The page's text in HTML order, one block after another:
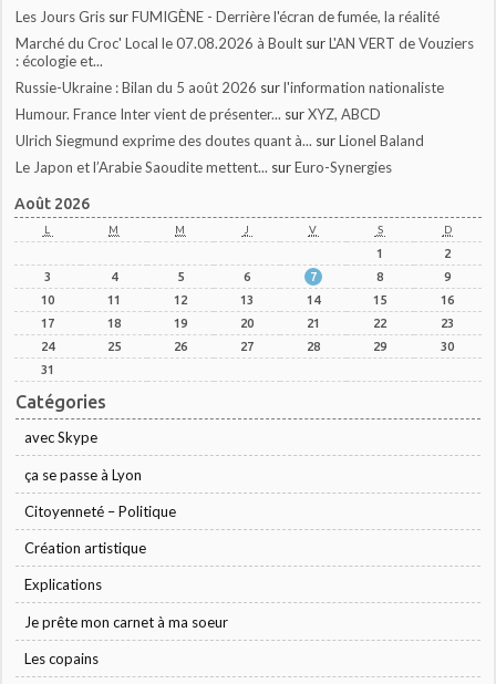
Les Jours Gris surFUMIGÈNE - Derrière l'écran de fumée, la réalité
Marché du Croc' Local le 07.08.2026 à Boult surL'AN VERT de Vouziers
: écologie et...
Russie-Ukraine : Bilan du 5 août 2026 surl'information nationaliste
Humour. France Inter vient de présenter... surXYZ, ABCD
Ulrich Siegmund exprime des doutes quant à... surLionel Baland
Le Japon et l’Arabie Saoudite mettent... surEuro-Synergies
Août 2026
L M M J V S D
1
2
3
4 5 6 7 8
9
10
11 12 13 14 15
16
17
18 19 20 21 22
23
24
25 26 27 28 29
30
31
Catégories
avec Skype
ça se passe à Lyon
Citoyenneté – Politique
Création artistique
Explications
Je prête mon carnet à ma soeur
Les copains